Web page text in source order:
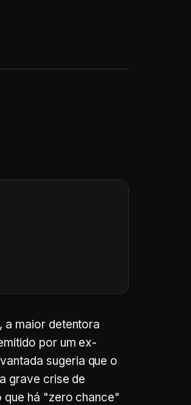
a maior detentora
por um ex-
sugeria que o
grave crise de
há "zero chance"